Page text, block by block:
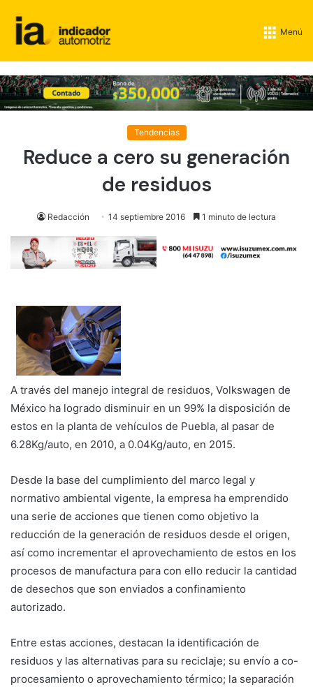
Menú
Tendencias
Reduce a cero su generación
de residuos
Redacción 14 septiembre 2016 1 minuto de lectura
A través del manejo integral de residuos, Volkswagen de
México ha logrado disminuir en un 99% la disposición de
estos en la planta de vehículos de Puebla, al pasar de
6.28Kg/auto, en 2010, a 0.04Kg/auto, en 2015.
Desde la base del cumplimiento del marco legal y
normativo ambiental vigente, la empresa ha emprendido
una serie de acciones que tienen como objetivo la
reducción de la generación de residuos desde el origen,
así como incrementar el aprovechamiento de estos en los
procesos de manufactura para con ello reducir la cantidad
de desechos que son enviados a confinamiento
autorizado.
Entre estas acciones, destacan la identificación de
residuos y las alternativas para su reciclaje; su envío a co-
procesamiento o aprovechamiento térmico; la separación